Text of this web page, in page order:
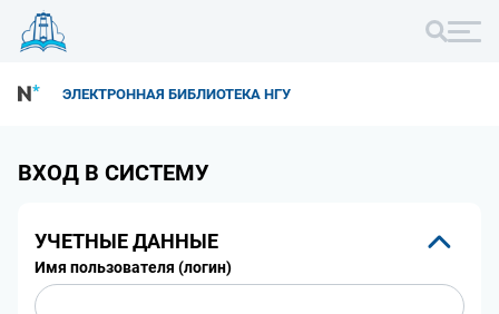
ЭЛЕКТРОННАЯ БИБЛИОТЕКА НГУ
ВХОД В СИСТЕМУ
УЧЕТНЫЕ ДАННЫЕ
Имя пользователя (логин)